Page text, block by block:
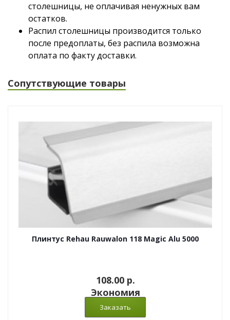
столешницы, не оплачивая ненужных вам
остатков.
Распил столешницы производится только
после предоплаты, без распила возможна
оплата по факту доставки.
Сопутствующие товары
Плинтус Rehau Rauwalon 118 Magic Alu 5000
108.00 p.
Экономия